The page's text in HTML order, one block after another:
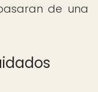
de una